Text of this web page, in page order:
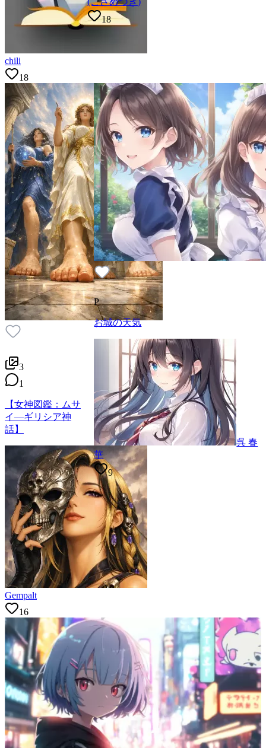
chili
18
18
3
1
【女神図鑑：ムサ
イ―ギリシア神
話】
Gempalt
16
P
お城の天気
呉 春
華
9